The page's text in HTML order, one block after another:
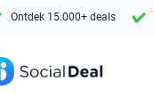
Ontdek 15.000+ deals